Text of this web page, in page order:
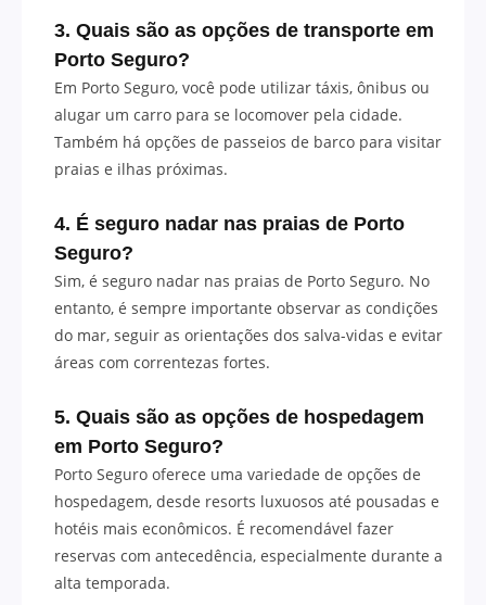
3. Quais são as opções de transporte em
Porto Seguro?
Em Porto Seguro, você pode utilizar táxis, ônibus ou
alugar um carro para se locomover pela cidade.
Também há opções de passeios de barco para visitar
praias e ilhas próximas.
4. É seguro nadar nas praias de Porto
Seguro?
Sim, é seguro nadar nas praias de Porto Seguro. No
entanto, é sempre importante observar as condições
do mar, seguir as orientações dos salva-vidas e evitar
áreas com correntezas fortes.
5. Quais são as opções de hospedagem
em Porto Seguro?
Porto Seguro oferece uma variedade de opções de
hospedagem, desde resorts luxuosos até pousadas e
hotéis mais econômicos. É recomendável fazer
reservas com antecedência, especialmente durante a
alta temporada.